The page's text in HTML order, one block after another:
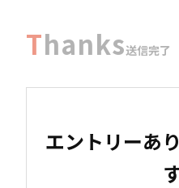
Thanks送信完了
エントリーあ